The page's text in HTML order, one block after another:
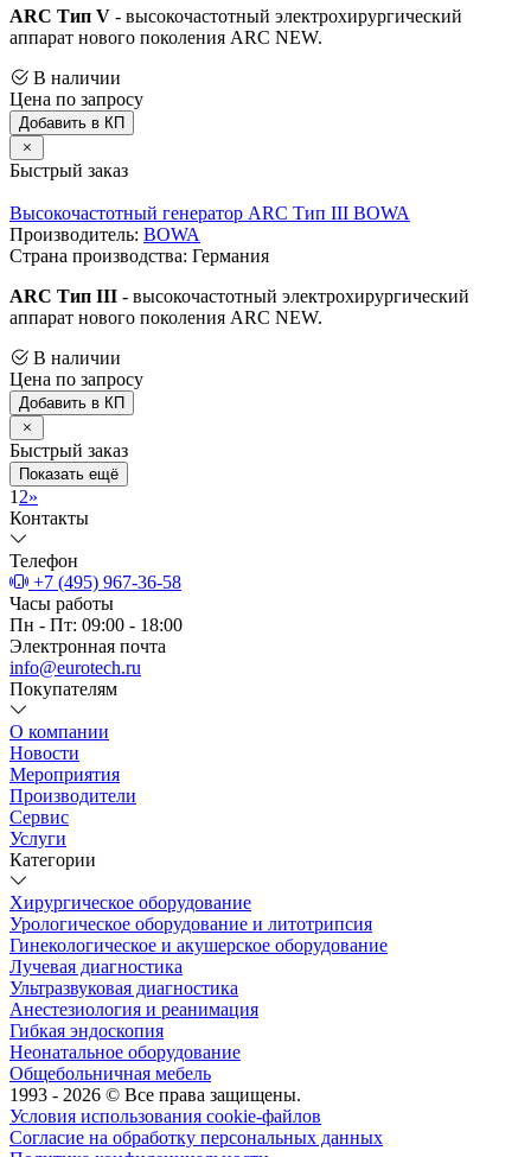
ARC Тип V - высокочастотный электрохирургический
аппарат нового поколения ARC NEW.
В наличии
Цена по запросу
Добавить в КП
Быстрый заказ
Высокочастотный генератор ARC Тип III BOWA
Производитель: BOWA
Страна производства: Германия
ARC Тип III - высокочастотный электрохирургический
аппарат нового поколения ARC NEW.
В наличии
Цена по запросу
Добавить в КП
Быстрый заказ
Показать ещё
1 2»
Контакты
Телефон
+7 (495) 967-36-58
Часы работы
Пн - Пт: 09:00 - 18:00
Электронная почта
info@eurotech.ru
Покупателям
О компании
Новости
Мероприятия
Производители
Сервис
Услуги
Категории
Хирургическое оборудование
Урологическое оборудование и литотрипсия
Гинекологическое и акушерское оборудование
Лучевая диагностика
Ультразвуковая диагностика
Анестезиология и реанимация
Гибкая эндоскопия
Неонатальное оборудование
Общебольничная мебель
1993 - 2026 © Все права защищены.
Условия использования cookie-файлов
Согласие на обработку персональных данных